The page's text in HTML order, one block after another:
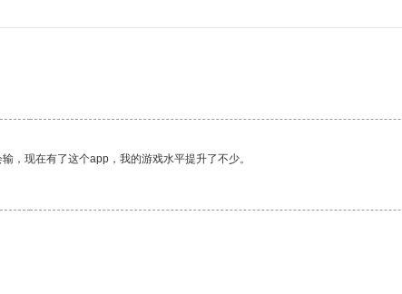
，现在有了这个app，我的游戏水平提升了不少。